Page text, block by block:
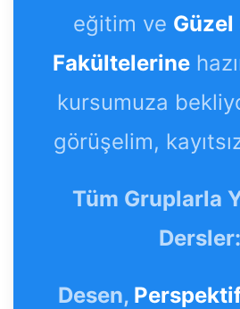
eğitim ve
Fakültelerine
kursumuza
görüşelim,
Tüm Gruplarla
Dersler:
Desen,